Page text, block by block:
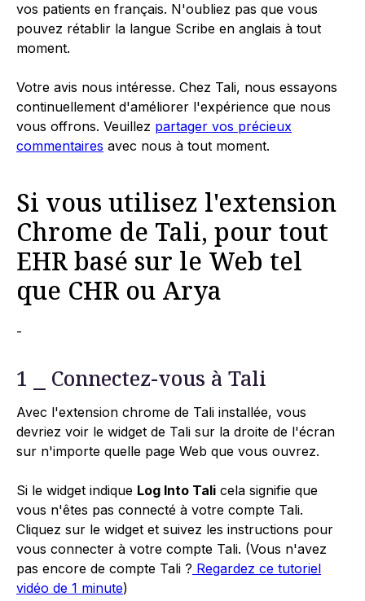
vos patients en français. N'oubliez pas que vous
pouvez rétablir la langue Scribe en anglais à tout
moment.
Votre avis nous intéresse. Chez Tali, nous essayons
continuellement d'améliorer l'expérience que nous
vous offrons. Veuillez partager vos précieux
commentaires avec nous à tout moment.
Si vous utilisez l'extension
Chrome de Tali, pour tout
EHR basé sur le Web tel
que CHR ou Arya
-
1 ⎯ Connectez-vous à Tali
Avec l'extension chrome de Tali installée, vous
devriez voir le widget de Tali sur la droite de l'écran
sur n'importe quelle page Web que vous ouvrez.
Si le widget indique Log Into Tali cela signifie que
vous n'êtes pas connecté à votre compte Tali.
Cliquez sur le widget et suivez les instructions pour
vous connecter à votre compte Tali. (Vous n'avez
pas encore de compte Tali ? Regardez ce tutoriel
vidéo de 1 minute)